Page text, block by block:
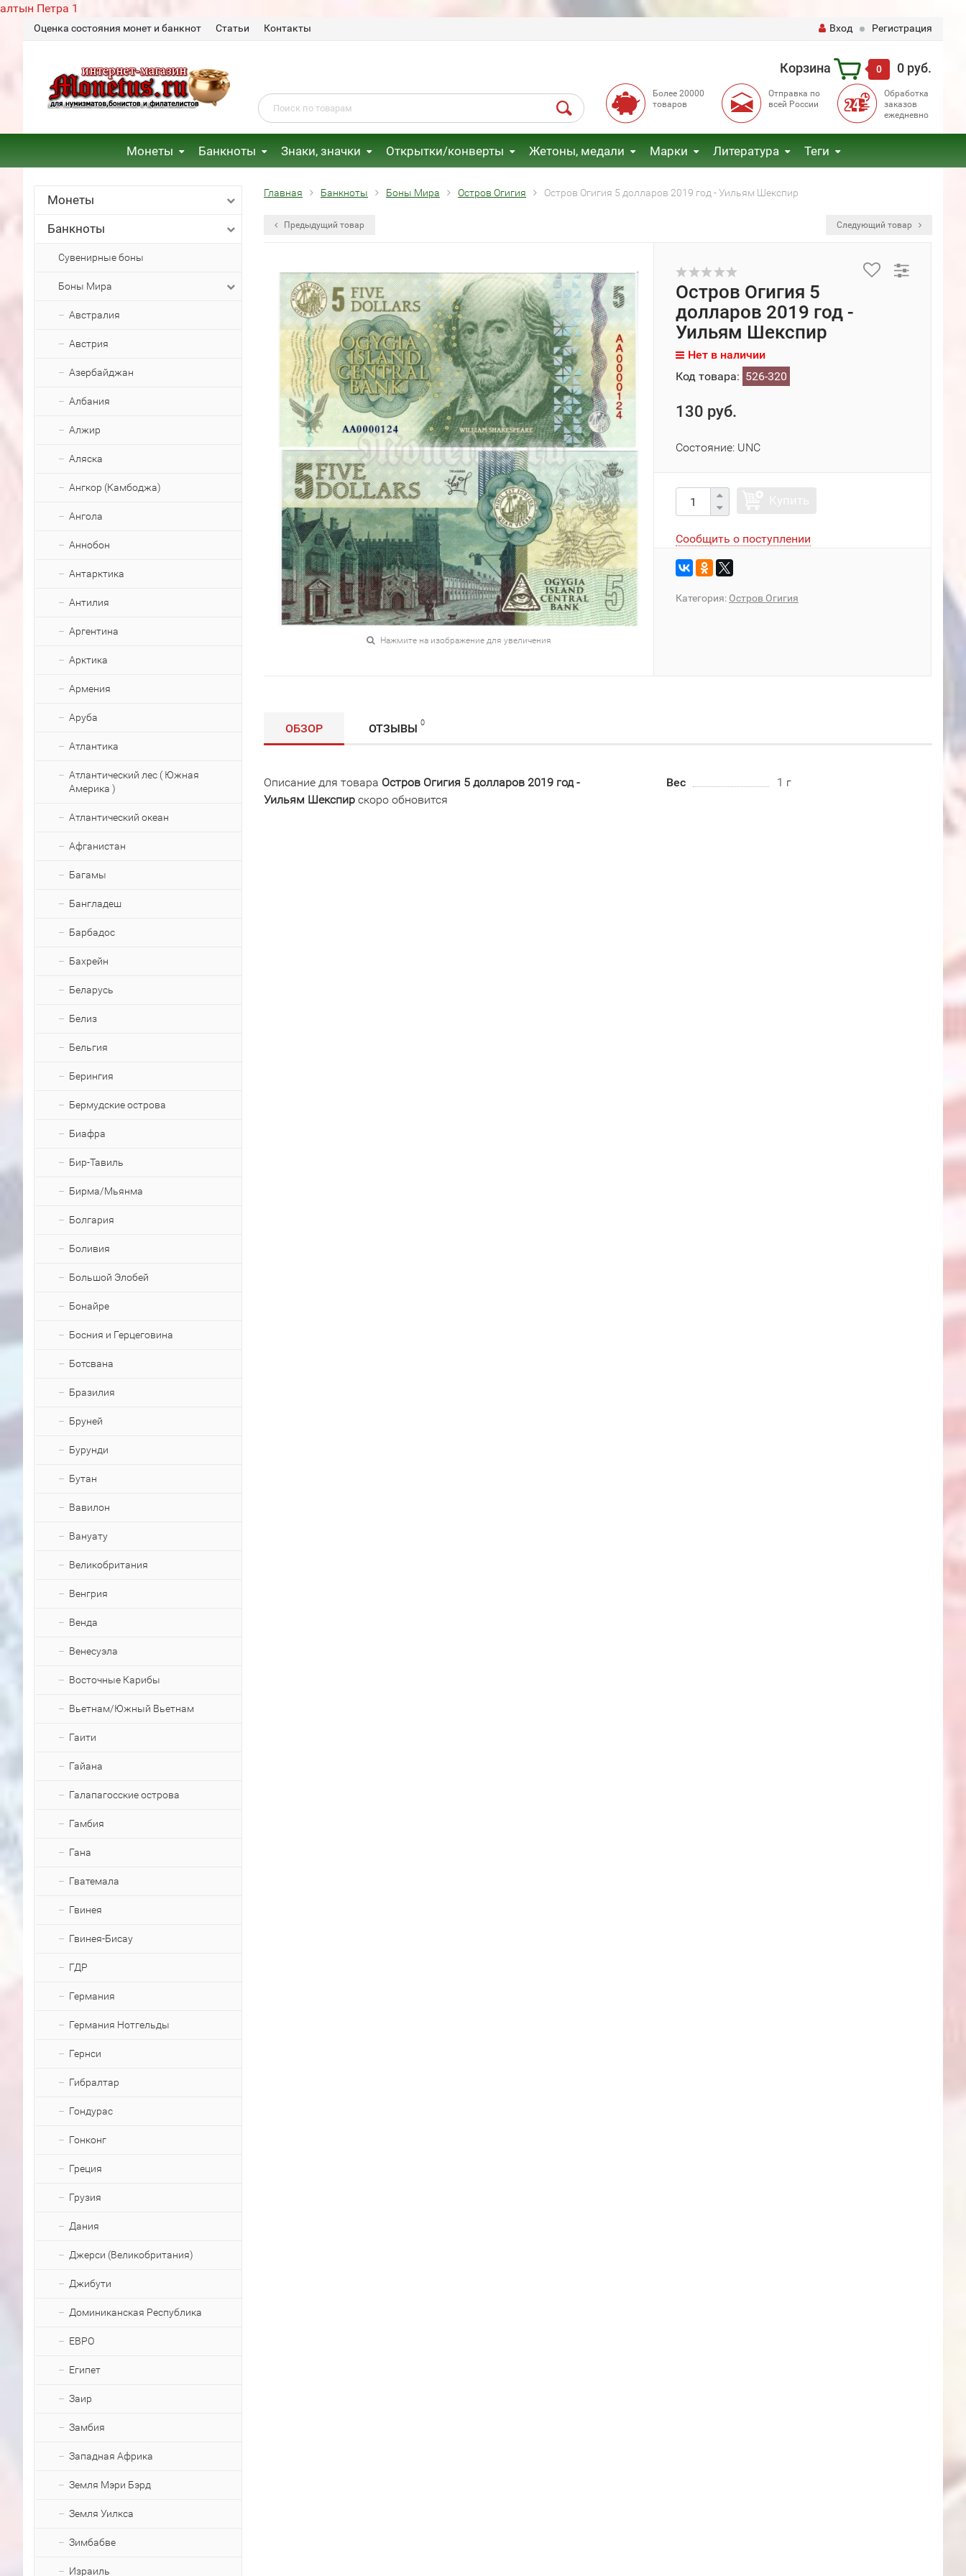
алтын Петра 1
Оценка состояния монет и банкнот Статьи Контакты Вход Регистрация
Корзина 0 0 руб.
Более 20000
товаров
Отправка по
всей России
Обработка
заказов
ежедневно
Монеты Банкноты Знаки, значки Открытки/конверты Жетоны, медали Марки Литература Теги
Монеты
Банкноты
Сувенирные боны
Боны Мира
Австралия
Австрия
Азербайджан
Албания
Алжир
Аляска
Ангкор (Камбоджа)
Ангола
Аннобон
Антарктика
Антилия
Аргентина
Арктика
Армения
Аруба
Атлантика
Атлантический лес ( Южная
Америка )
Атлантический океан
Афганистан
Багамы
Бангладеш
Барбадос
Бахрейн
Беларусь
Белиз
Бельгия
Берингия
Бермудские острова
Биафра
Бир-Тавиль
Бирма/Мьянма
Болгария
Боливия
Большой Элобей
Бонайре
Босния и Герцеговина
Ботсвана
Бразилия
Бруней
Бурунди
Бутан
Вавилон
Вануату
Великобритания
Венгрия
Венда
Венесуэла
Восточные Карибы
Вьетнам/Южный Вьетнам
Гаити
Гайана
Галапагосские острова
Гамбия
Гана
Гватемала
Гвинея
Гвинея-Бисау
ГДР
Германия
Германия Нотгельды
Гернси
Гибралтар
Гондурас
Гонконг
Греция
Грузия
Дания
Джерси (Великобритания)
Джибути
Доминиканская Республика
ЕВРО
Египет
Заир
Замбия
Западная Африка
Земля Мэри Бэрд
Земля Уилкса
Зимбабве
Израиль
Главная Банкноты Боны Мира Остров Огигия Остров Огигия 5 долларов 2019 год - Уильям Шекспир
Предыдущий товар Следующий товар
Нажмите на изображение для увеличения
Остров Огигия 5
долларов 2019 год -
Уильям Шекспир
Нет в наличии
Код товара: 526-320
130 руб.
Состояние: UNC
Сообщить о поступлении
Категория: Остров Огигия
ОБЗОР ОТЗЫВЫ 0
Описание для товара Остров Огигия 5 долларов 2019 год -
Уильям Шекспир скоро обновится
Вес 1 г